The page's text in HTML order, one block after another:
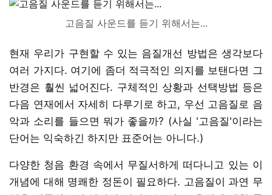
고음질 사운드를 듣기 위해서는...
현재 우리가 구현할 수 있는 음질개선 방법은 생각보다
여러 가지다. 여기에 좀더 적극적인 의지를 보탠다면 그
반경은 훨씬 넓어진다. 구체적인 상황과 선택방법 등은
다음 연재에서 자세히 다루기로 하고, 우선 고음질로 음
악과 소리를 들으면 뭐가 좋을까? (사실 '고음질'이라는
단어는 익숙하긴 하지만 표준어는 아니다.)
다양한 청음 환경 속에서 무질서하게 떠다니고 있는 이
개념에 대해 명쾌한 정돈이 필요하다. 고음질이 과연 무